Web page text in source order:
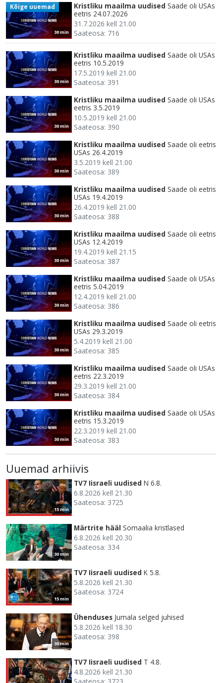
30 min
Kõige uuemad Kristliku maailma uudised Saade oli USAs
eetris 24.07.2026
31.7.2026 kell 21.00
Saateosa: 716
30 min
Kristliku maailma uudised Saade oli USAs
eetris 10.5.2019
17.5.2019 kell 21.00
Saateosa: 391
30 min
Kristliku maailma uudised Saade oli USAs
eetris 3.5.2019
10.5.2019 kell 21.00
Saateosa: 390
30 min
Kristliku maailma uudised Saade oli eetris
USAs 26.4.2019
3.5.2019 kell 21.00
Saateosa: 389
30 min
Kristliku maailma uudised Saade oli eetris
USAs 19.4.2019
26.4.2019 kell 21.00
Saateosa: 388
30 min
Kristliku maailma uudised Saade oli eetris
USAs 12.4.2019
19.4.2019 kell 21.15
Saateosa: 387
30 min
Kristliku maailma uudised Saade oli USAs
eetris 5.04.2019
12.4.2019 kell 21.00
Saateosa: 386
30 min
Kristliku maailma uudised Saade oli eetris
USAs 29.3.2019
5.4.2019 kell 21.00
Saateosa: 385
30 min
Kristliku maailma uudised Saade oli USAs
eetris 22.3.2019
29.3.2019 kell 21.00
Saateosa: 384
30 min
Kristliku maailma uudised Saade oli USAs
eetris 15.3.2019
22.3.2019 kell 21.00
Saateosa: 383
Uuemad arhiivis
15 min
TV7 Iisraeli uudised N 6.8.
6.8.2026 kell 21.30
Saateosa: 3725
30 min
Märtrite hääl Somaalia kristlased
6.8.2026 kell 20.30
Saateosa: 334
15 min
TV7 Iisraeli uudised K 5.8.
5.8.2026 kell 21.30
Saateosa: 3724
30 min
Ühenduses Jumala selged juhised
5.8.2026 kell 18.30
Saateosa: 398
TV7 Iisraeli uudised T 4.8.
4.8.2026 kell 21.30